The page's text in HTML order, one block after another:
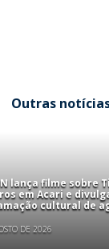
Outras
lança filme sobre
em Acari e
cultural de
DE 2026